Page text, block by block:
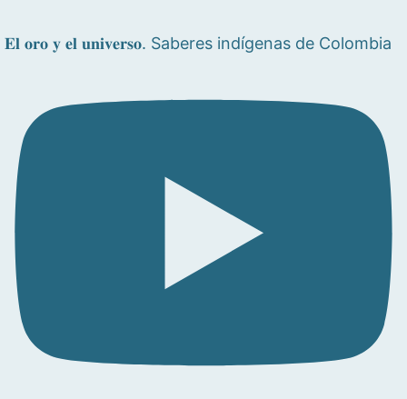
𝐄𝐥 𝐨𝐫𝐨 𝐲 𝐞𝐥 𝐮𝐧𝐢𝐯𝐞𝐫𝐬𝐨. Saberes indígenas de Colombia